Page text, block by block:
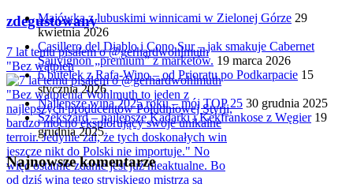
zdegustowany
7 lat temu pisałem o @gerhardwohlmuth
"Bez wątpien
Majówka z lubuskimi winnicami w Zielonej Górze 29
kwietnia 2026
Casillero del Diablo i Cono Sur – jak smakuje Cabernet
Sauvignon „premium” z marketów. 19 marca 2026
6 butelek z Rafa-Wino – od Prioratu po Podkarpacie 15
stycznia 2026
Najlepsze wina 2025 roku – mój TOP 25 30 grudnia 2025
Szekszárd – najlepsze Kadarki i Kékfrankose z Węgier 19
grudnia 2025
Najnowsze komentarze